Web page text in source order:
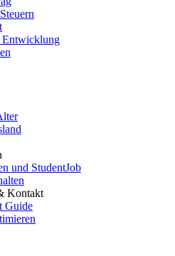
Entwicklung
und StudentJob
Kontakt
Guide